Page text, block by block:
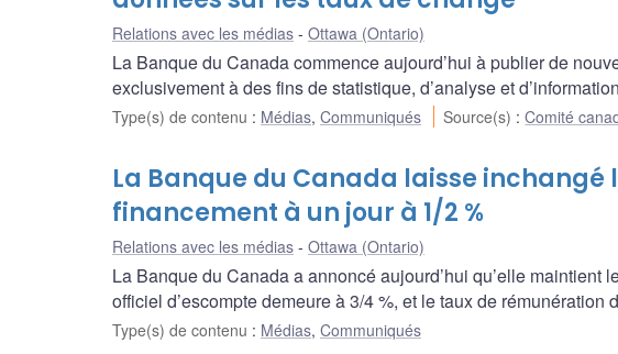
Relations avec les médias Ottawa (Ontario)
La Banque du Canada commence aujourd’hui à publier de
exclusivement à des fins de statistique, d’analyse et
Type(s) de contenu : Médias, Communiqués Source(s) :Comité
La Banque du Canada laisse inchangé
financement à un jour à 1/2 %
Relations avec les médias Ottawa (Ontario)
La Banque du Canada a annoncé aujourd’hui qu’elle maintient
officiel d’escompte demeure à 3/4 %, et le taux de rémunération
Type(s) de contenu : Médias, Communiqués